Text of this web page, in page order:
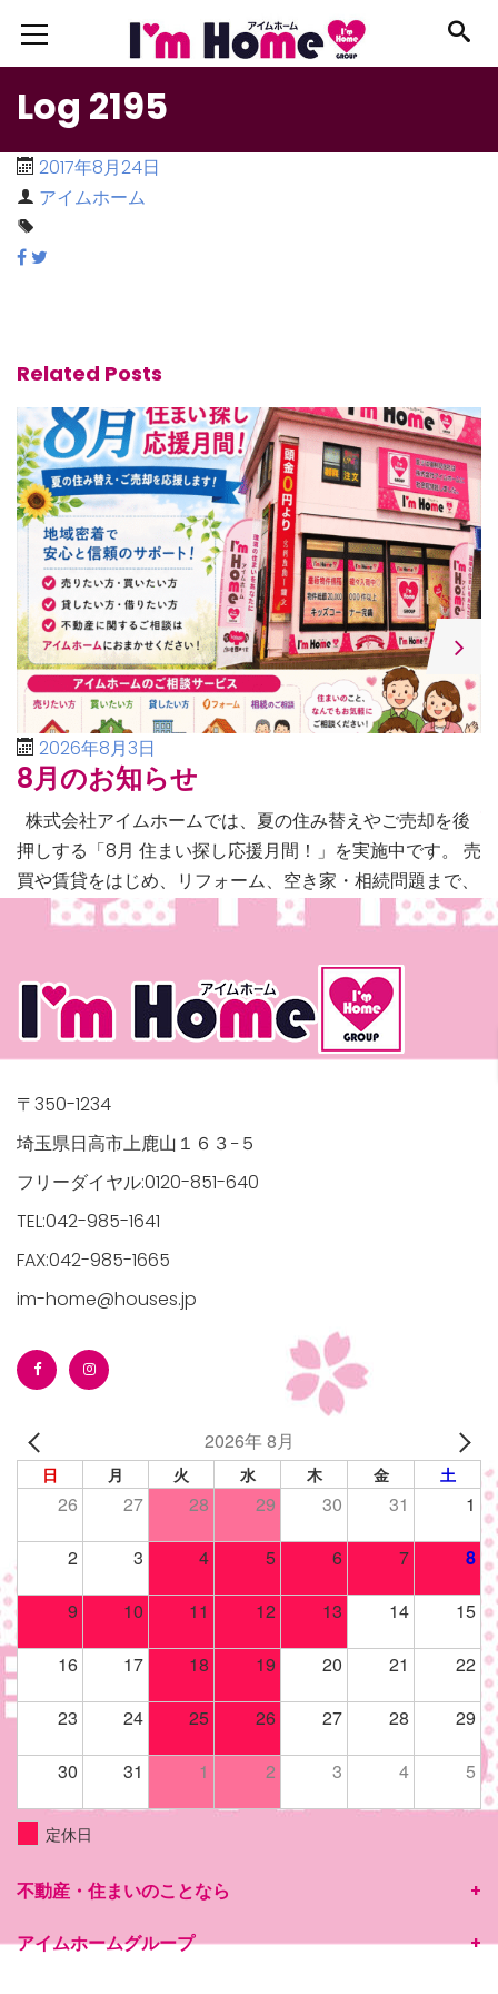
Log 2195
2017年8月24日
アイムホーム
Related Posts
2026年8月3日
8月のお知らせ
株式会社アイムホームでは、夏の住み替えやご売却を後
押しする「8月 住まい探し応援月間！」を実施中です。 売
買や賃貸をはじめ、リフォーム、空き家・相続問題まで、
不動産に関するあらゆるご相談に幅広く対応いたしま […]
〒350-1234
埼玉県日高市上鹿山１６３−５
フリーダイヤル:0120-851-640
TEL:042-985-1641
FAX:042-985-1665
im-home@houses.jp
2026年 8月
日 月 火 水 木 金 土
26 27 28 29 30 31 1
2 3 4 5 6 7 8
9 10 11 12 13 14 15
16 17 18 19 20 21 22
23 24 25 26 27 28 29
30 31 1 2 3 4 5
定休日
不動産・住まいのことなら
アイムホームグループ